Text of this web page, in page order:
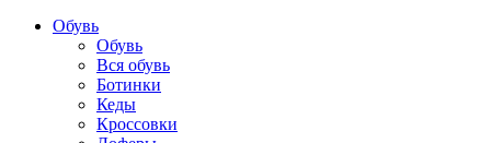
Обувь
Обувь
Вся обувь
Ботинки
Кеды
Кроссовки